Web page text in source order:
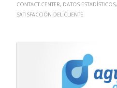
CONTACT CENTER, DATOS ESTADÍSTICOS,
SATISFACCIÓN DEL CLIENTE